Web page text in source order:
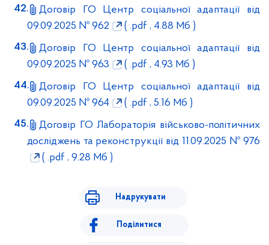
Договір ГО Центр соціальної адаптації від
09.09.2025 № 962
( .pdf , 4.88 Мб )
Договір ГО Центр соціальної адаптації від
09.09.2025 № 963
( .pdf , 4.93 Мб )
Договір ГО Центр соціальної адаптації від
09.09.2025 № 964
( .pdf , 5.16 Мб )
Договір ГО Лабораторія військово-політичних
досліджень та реконструкції від 11.09.2025 № 976
( .pdf , 9.28 Мб )
Надрукувати
Поділитися